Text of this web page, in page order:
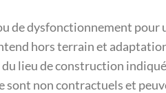
de dysfonctionnement pour
hors terrain et
lieu de construction
sont non contractuels et